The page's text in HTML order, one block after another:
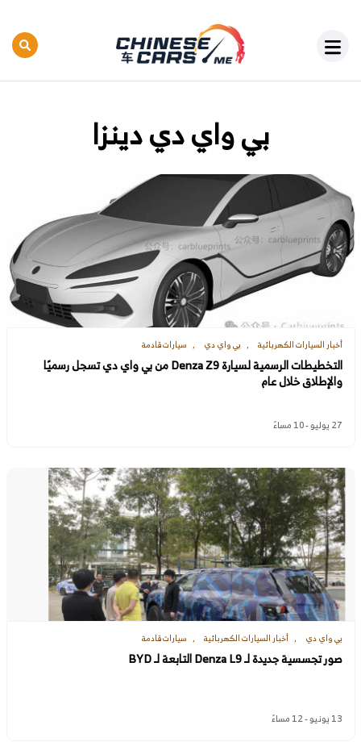
بي واي دي دينزا
أخبار السيارات الكهربائية بي واي دي سيارات قادمة
التخطيطات الرسمية لسيارة Denza Z9 من بي واي دي تسجل رسميًا
والإطلاق خلال عام
27 يوليو - 10 مساءً
بي واي دي أخبار السيارات الكهربائية سيارات قادمة
صور تجسسية جديدة لـ Denza L9 التابعة لـ BYD
13 يونيو - 12 مساءً